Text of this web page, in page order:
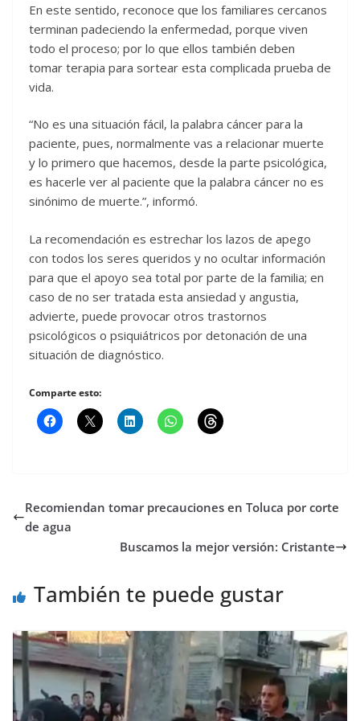
En este sentido, reconoce que los familiares cercanos
terminan padeciendo la enfermedad, porque viven
todo el proceso; por lo que ellos también deben
tomar terapia para sortear esta complicada prueba de
vida.
“No es una situación fácil, la palabra cáncer para la
paciente, pues, normalmente vas a relacionar muerte
y lo primero que hacemos, desde la parte psicológica,
es hacerle ver al paciente que la palabra cáncer no es
sinónimo de muerte.”, informó.
La recomendación es estrechar los lazos de apego
con todos los seres queridos y no ocultar información
para que el apoyo sea total por parte de la familia; en
caso de no ser tratada esta ansiedad y angustia,
advierte, puede provocar otros trastornos
psicológicos o psiquiátricos por detonación de una
situación de diagnóstico.
Comparte esto:
Recomiendan tomar precauciones en Toluca por corte
de agua
Buscamos la mejor versión: Cristante
También te puede gustar